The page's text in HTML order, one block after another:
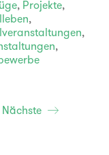
, Projekte,
,
,
,
Nächste